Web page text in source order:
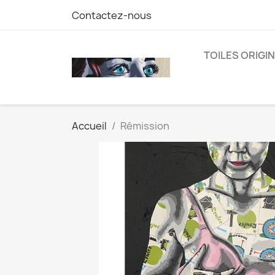
Contactez-nous
TOILES
Accueil Rémission